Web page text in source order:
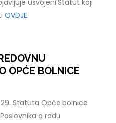
usvojeni Statut koji
OVDJE.
OPĆE BOLNICE
Statuta Opće bolnice
o radu